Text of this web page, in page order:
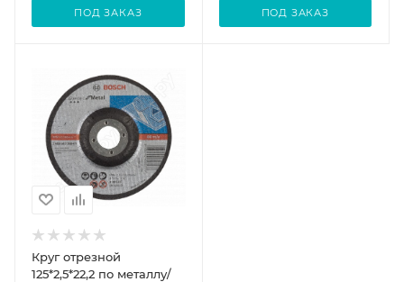
ПОД ЗАКАЗ ПОД ЗАКАЗ
Круг отрезной
125*2,5*22,2 по металлу/